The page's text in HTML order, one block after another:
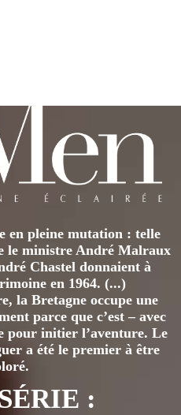
en pleine mutation : telle
le ministre André Malraux
Chastel donnaient à
en 1964. (...)
la Bretagne occupe une
parce que c’est – avec
pour initier l’aventure. Le
a été le premier à être
: